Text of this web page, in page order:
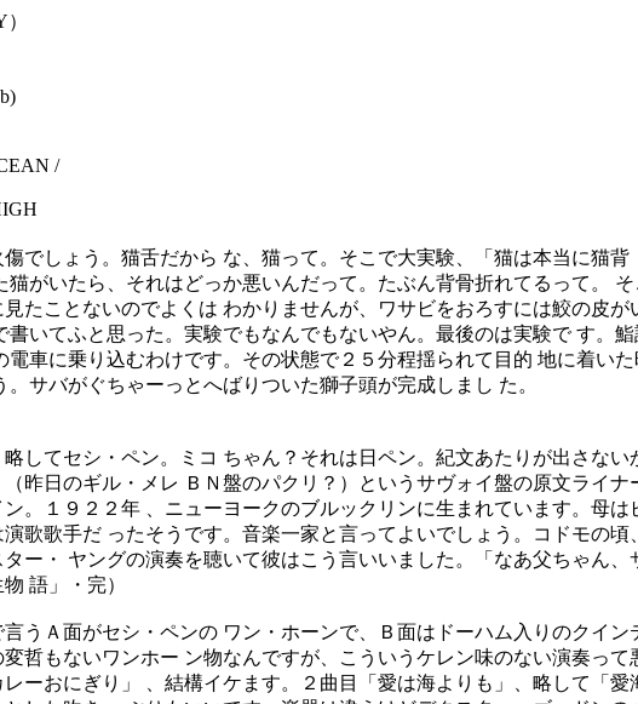
/
でしょう。猫舌だから な、猫って。そこで大実験、「猫は本当に猫背
がいたら、それはどっか悪いんだって。たぶん背骨折れてるって。 そ
たことないのでよくは わかりませんが、ワサビをおろすには鮫の皮が
いてふと思った。実験でもなんでもないやん。最後のは実験で す。
車に乗り込むわけです。その状態で２５分程揺られて目的 地に着い
サバがぐちゃーっとへばりついた獅子頭が完成しまし た。
てセシ・ペン。ミコ ちゃん？それは日ペン。紀文あたりが出さない
昨日のギル・メレ ＢＮ盤のパクリ？）というサヴォイ盤の原文ライ
。１９２２年 、ニューヨークのブルックリンに生まれています。母
歌歌手だ ったそうです。音楽一家と言ってよいでしょう。コドモの
ー・ ヤングの演奏を聴いて彼はこう言いいました。「なあ父ちゃん、
語」・完）
うＡ面がセシ・ペンの ワン・ホーンで、Ｂ面はドーハム入りのクイン
哲もないワンホー ン物なんですが、こういうケレン味のない演奏っ
ーおにぎり」 、結構イケます。２曲目「愛は海よりも」、略して「